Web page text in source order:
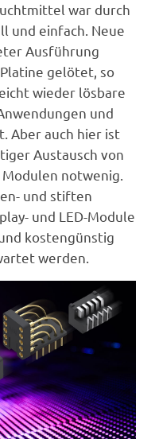
Kontaktwar durch
und einfach. Neue
Ausführung
gelötet, so
wieder lösbare
und
Aber auch hier ist
Austausch von
notwenig.
und stiften
und LED-Module
kostengünstig
werden.